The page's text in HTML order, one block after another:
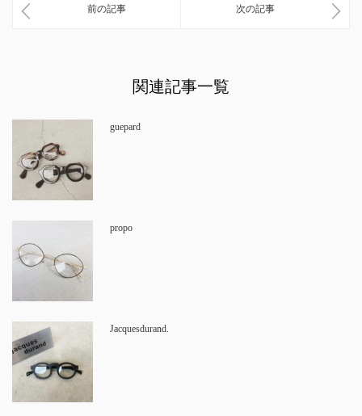
前の記事 次の記事
関連記事一覧
guepard
propo
Jacquesdurand.